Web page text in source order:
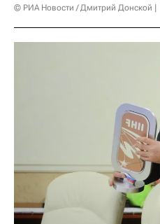
© РИА Новости / Дмитрий Донской